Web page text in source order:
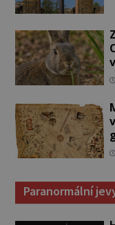
Paranormální